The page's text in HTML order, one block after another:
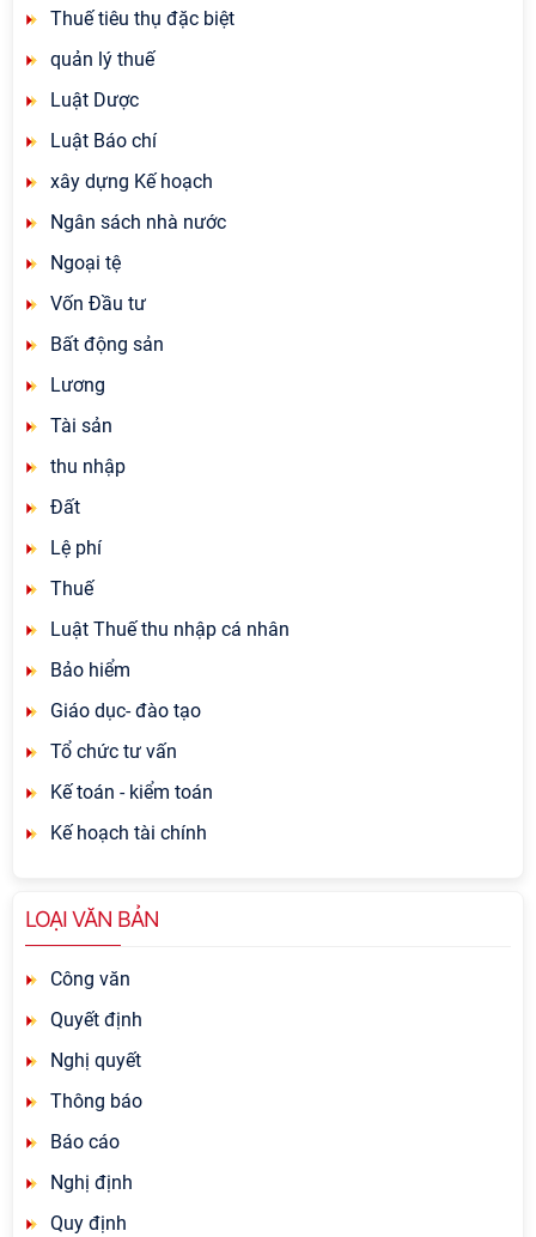
Thuế tiêu thụ đặc biệt
quản lý thuế
Luật Dược
Luật Báo chí
xây dựng Kế hoạch
Ngân sách nhà nước
Ngoại tệ
Vốn Đầu tư
Bất động sản
Lương
Tài sản
thu nhập
Đất
Lệ phí
Thuế
Luật Thuế thu nhập cá nhân
Bảo hiểm
Giáo dục- đào tạo
Tổ chức tư vấn
Kế toán - kiểm toán
Kế hoạch tài chính
LOẠI VĂN BẢN
Công văn
Quyết định
Nghị quyết
Thông báo
Báo cáo
Nghị định
Quy định